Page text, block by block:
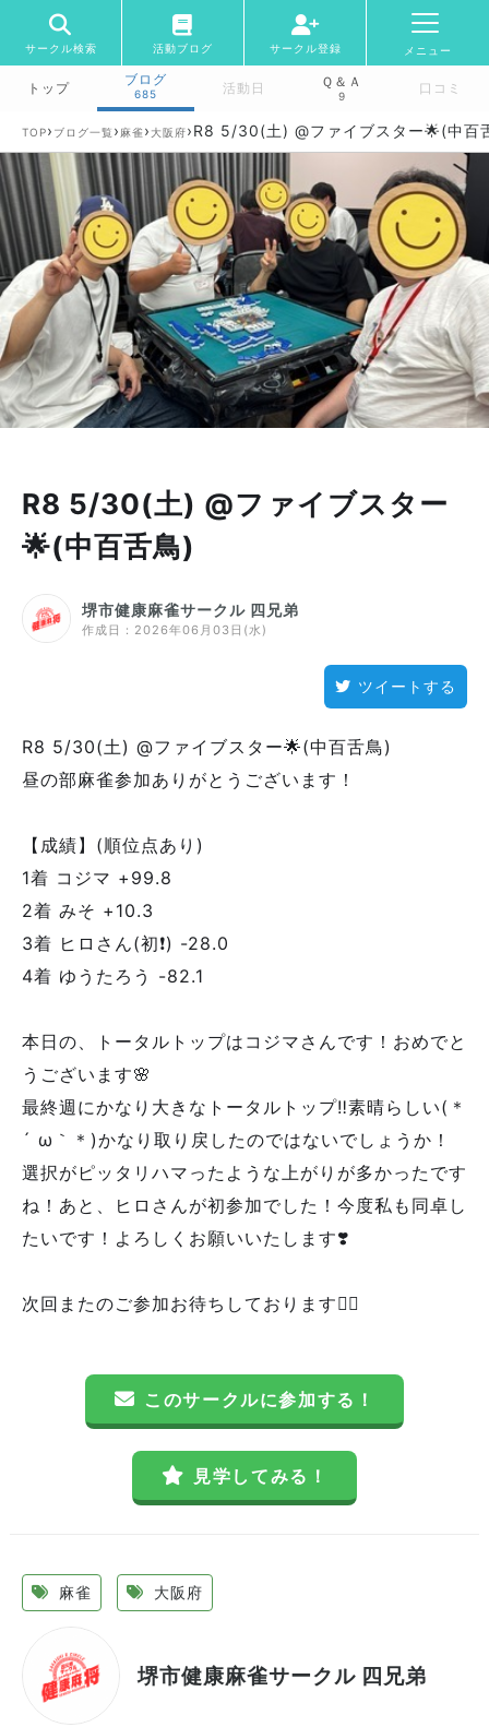
サークル検索 活動ブログ サークル登録 メニュー
トップ
ブログ
685 活動日 Ｑ＆Ａ
9 口コミ
TOP› ブログ一覧 › 麻雀 › 大阪府›R8 5/30(土) @ファイブスター🌟(中百
R8 5/30(土) @ファイブスター
🌟(中百舌鳥)
堺市健康麻雀サークル 四兄弟
作成日： 2026年06月03日(水)
ツイートする
R8 5/30(土) @ファイブスター🌟(中百舌鳥)
昼の部麻雀参加ありがとうございます！
【成績】(順位点あり)
1着 コジマ +99.8
2着 みそ +10.3
3着 ヒロさん(初❗️) -28.0
4着 ゆうたろう -82.1
本日の、トータルトップはコジマさんです！おめでと
うございます🌸
最終週にかなり大きなトータルトップ‼️素晴らしい(＊
´ ω｀＊)かなり取り戻したのではないでしょうか！
選択がピッタリハマったような上がりが多かったです
ね！あと、ヒロさんが初参加でした！今度私も同卓し
たいです！よろしくお願いいたします❣️
次回またのご参加お待ちしております🙇‍♀️
このサークルに参加する！
見学してみる！
麻雀 大阪府
堺市健康麻雀サークル 四兄弟